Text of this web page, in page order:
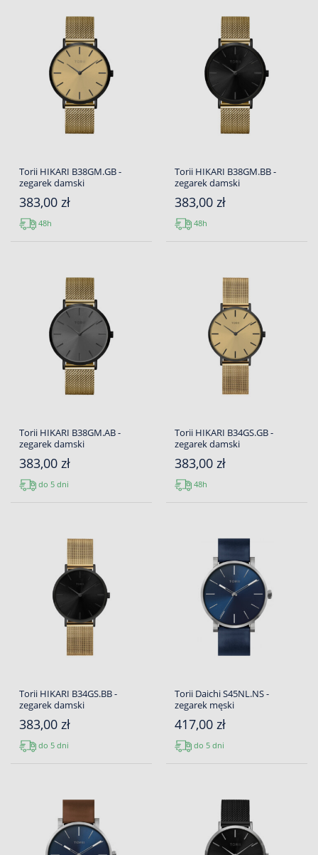
Torii HIKARI B38GM.GB -
zegarek damski
383,00 zł
48h
Torii HIKARI B38GM.BB -
zegarek damski
383,00 zł
48h
Torii HIKARI B38GM.AB -
zegarek damski
383,00 zł
do 5 dni
Torii HIKARI B34GS.GB -
zegarek damski
383,00 zł
48h
Torii HIKARI B34GS.BB -
zegarek damski
383,00 zł
do 5 dni
Torii Daichi S45NL.NS -
zegarek męski
417,00 zł
do 5 dni